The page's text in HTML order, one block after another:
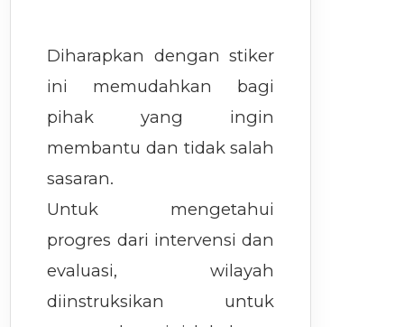
Diharapkan dengan stiker
ini memudahkan bagi
pihak yang ingin
membantu dan tidak salah
sasaran.
Untuk mengetahui
progres dari intervensi dan
evaluasi, wilayah
diinstruksikan untuk